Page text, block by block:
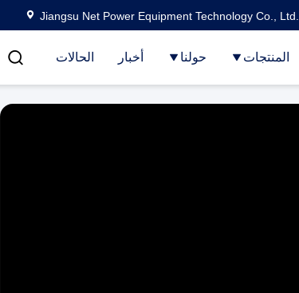
Jiangsu Net Power Equipment Technology Co., Ltd.
المنتجات حولنا أخبار الحالات